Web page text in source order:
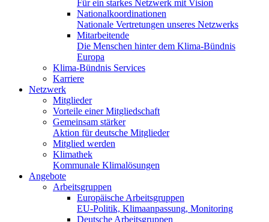
Für ein starkes Netzwerk mit Vision
Nationalkoordinationen
Nationale Vertretungen unseres Netzwerks
Mitarbeitende
Die Menschen hinter dem Klima-Bündnis
Europa
Klima-Bündnis Services
Karriere
Netzwerk
Mitglieder
Vorteile einer Mitgliedschaft
Gemeinsam stärker
Aktion für deutsche Mitglieder
Mitglied werden
Klimathek
Kommunale Klimalösungen
Angebote
Arbeitsgruppen
Europäische Arbeitsgruppen
EU-Politik, Klimaanpassung, Monitoring
Deutsche Arbeitsgruppen